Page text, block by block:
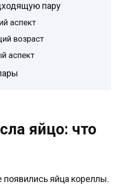
пару
аспект
возраст
аспект
яйцо: что
появились яйца кореллы.